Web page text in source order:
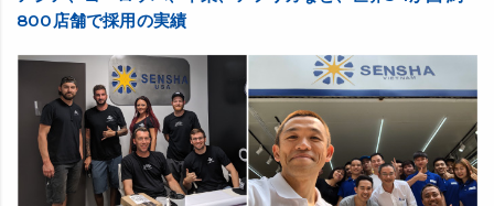
800店舗で採用の実績